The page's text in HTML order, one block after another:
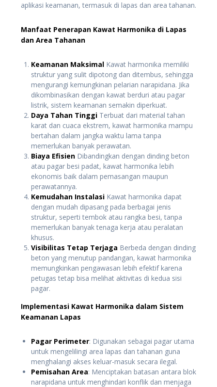
aplikasi keamanan, termasuk di lapas dan area tahanan.
Manfaat Penerapan Kawat Harmonika di Lapas
dan Area Tahanan
Keamanan Maksimal Kawat harmonika memiliki
struktur yang sulit dipotong dan ditembus, sehingga
mengurangi kemungkinan pelarian narapidana. Jika
dikombinasikan dengan kawat berduri atau pagar
listrik, sistem keamanan semakin diperkuat.
Daya Tahan Tinggi Terbuat dari material tahan
karat dan cuaca ekstrem, kawat harmonika mampu
bertahan dalam jangka waktu lama tanpa
memerlukan banyak perawatan.
Biaya Efisien Dibandingkan dengan dinding beton
atau pagar besi padat, kawat harmonika lebih
ekonomis baik dalam pemasangan maupun
perawatannya.
Kemudahan Instalasi Kawat harmonika dapat
dengan mudah dipasang pada berbagai jenis
struktur, seperti tembok atau rangka besi, tanpa
memerlukan banyak tenaga kerja atau peralatan
khusus.
Visibilitas Tetap Terjaga Berbeda dengan dinding
beton yang menutup pandangan, kawat harmonika
memungkinkan pengawasan lebih efektif karena
petugas tetap bisa melihat aktivitas di kedua sisi
pagar.
Implementasi Kawat Harmonika dalam Sistem
Keamanan Lapas
Pagar Perimeter: Digunakan sebagai pagar utama
untuk mengelilingi area lapas dan tahanan guna
menghalangi akses keluar-masuk secara ilegal.
Pemisahan Area: Menciptakan batasan antara blok
narapidana untuk menghindari konflik dan menjaga